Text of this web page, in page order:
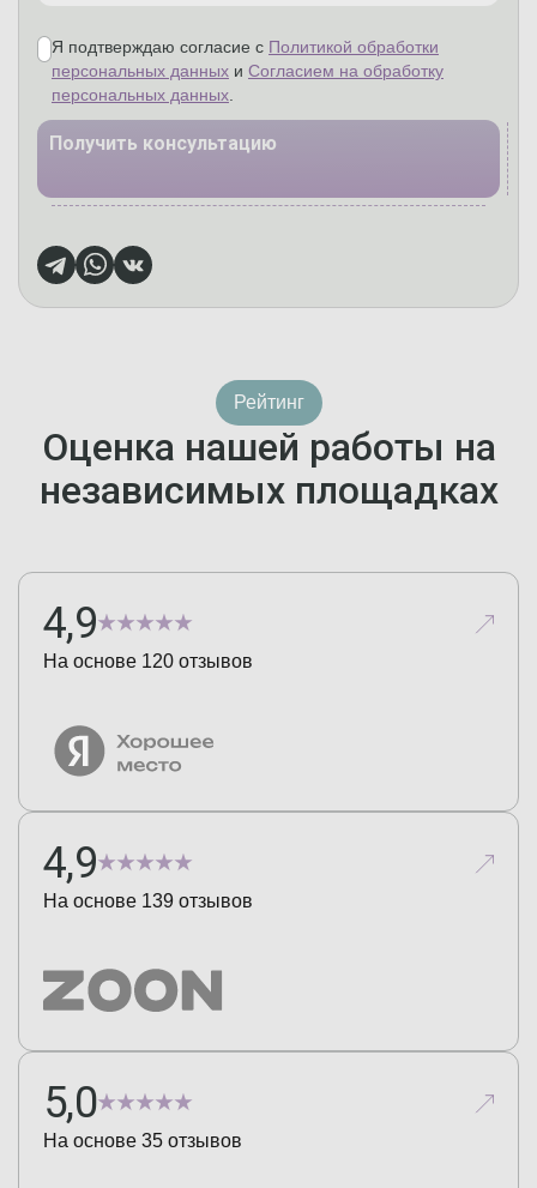
Я подтверждаю согласие с Политикой обработки
персональных данных и Согласием на обработку
персональных данных.
Получить консультацию
Рейтинг
Оценка нашей работы на
независимых площадках
4,9
На основе 120 отзывов
4,9
На основе 139 отзывов
5,0
На основе 35 отзывов